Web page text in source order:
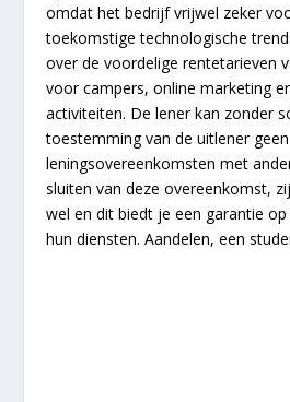
omdat het bedrijf vrijwel zeker
toekomstige technologische
over de voordelige rentetarieven
voor campers, online marketing
activiteiten. De lener kan zonder
toestemming van de uitlener geen
leningsovereenkomsten met
sluiten van deze overeenkomst,
wel en dit biedt je een garantie
hun diensten. Aandelen, een